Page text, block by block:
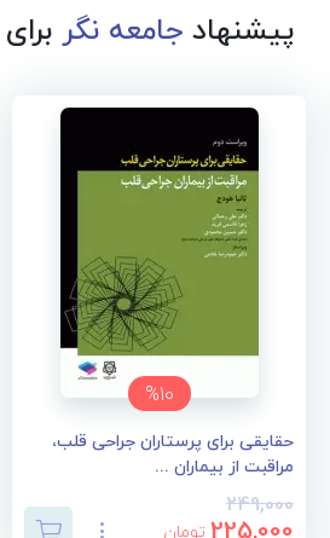
پیشنهادجامعه نگر
%10
حقایقی برای پرستاران جراحی قلب،
مراقبت از بیماران ...
249,000
تومان